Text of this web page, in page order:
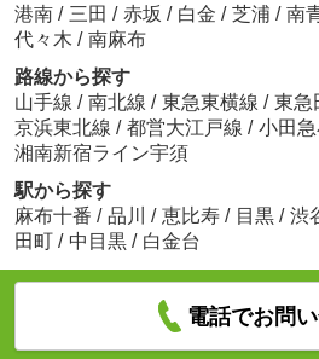
港南 / 三田 / 赤坂 / 白金 / 芝浦 / 南
代々木 / 南麻布
路線から探す
山手線 / 南北線 / 東急東横線 / 東急
京浜東北線 / 都営大江戸線 / 小田
湘南新宿ライン宇須
駅から探す
麻布十番 / 品川 / 恵比寿 / 目黒 / 渋
田町 / 中目黒 / 白金台
電話でお問